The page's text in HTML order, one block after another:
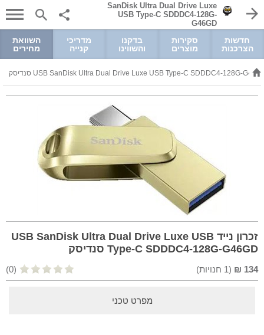
SanDisk Ultra Dual Drive Luxe
USB Type-C SDDDC4-128G-
G46GD
חדשות
הצרכנות
סקירות
מוצרים
בדקנו
והשווינו
מדריכי
קנייה
השוואת
מחירים
זכרון נייד USB SanDisk Ultra Dual Drive Luxe USB
Type-C SDDDC4-128G-G46GD סנדיסק
134
₪
(
1 חנויות) (0)
מפרט טכני